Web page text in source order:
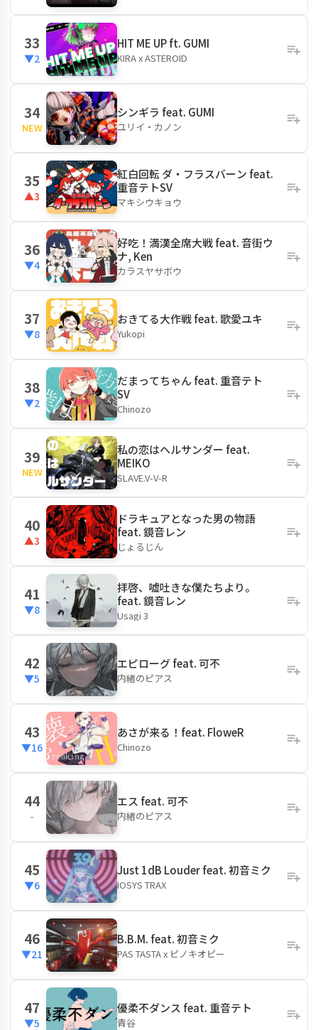
33
▼2
HIT ME UP ft. GUMI
KIRA x ASTEROID
34
NEW
シンギラ feat. GUMI
ユリイ・カノン
35
▲3
紅白回転 ダ・フラスバーン feat.
重音テトSV
マキシウキョウ
36
▼4
好吃！満漢全席大戦 feat. 音街ウ
ナ, Ken
カラスヤサボウ
37
▼8
おきてる大作戦 feat. 歌愛ユキ
Yukopi
38
▼2
だまってちゃん feat. 重音テト
SV
Chinozo
39
NEW
私の恋はヘルサンダー feat.
MEIKO
SLAVE.V-V-R
40
▲3
ドラキュアとなった男の物語
feat. 鏡音レン
じょるじん
41
▼8
拝啓、嘘吐きな僕たちより。
feat. 鏡音レン
Usagi 3
42
▼5
エピローグ feat. 可不
内緒のピアス
43
▼16
あさが来る！feat. FloweR
Chinozo
44
-
エス feat. 可不
内緒のピアス
45
▼6
Just 1dB Louder feat. 初音ミク
IOSYS TRAX
46
▼21
B.B.M. feat. 初音ミク
PAS TASTA x ピノキオピー
47
▼5
優柔不ダンス feat. 重音テト
青谷